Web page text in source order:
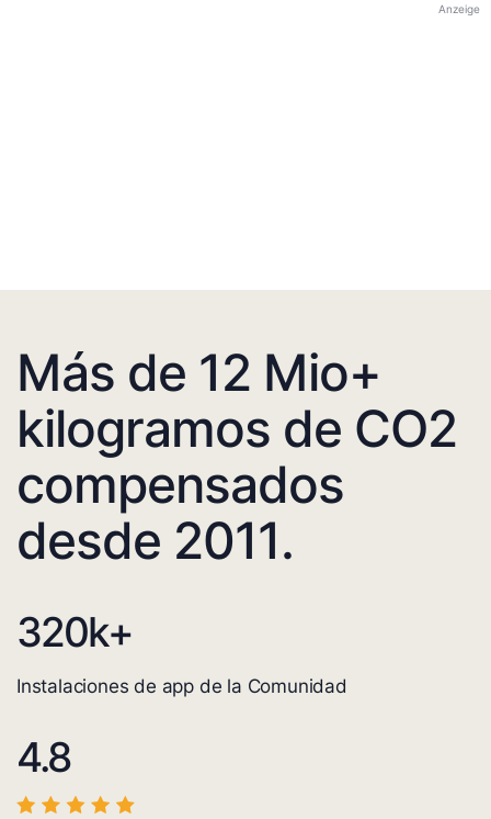
Anzeige
Más de 12 Mio+
kilogramos de CO2
compensados
desde 2011.
320k+
Instalaciones de app de la Comunidad
4.8